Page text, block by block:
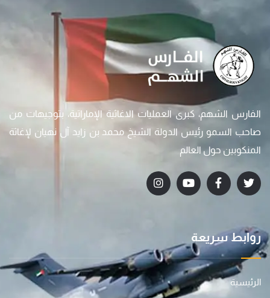
الفارس الشهم، كبرى العمليات الاغاثية الإماراتية، بتوجيهات من
صاحب السمو رئيس الدولة الشيخ محمد بن زايد آل نهيان لإغاثة
المنكوبين حول العالم
روابط سريعة
الرئيسية